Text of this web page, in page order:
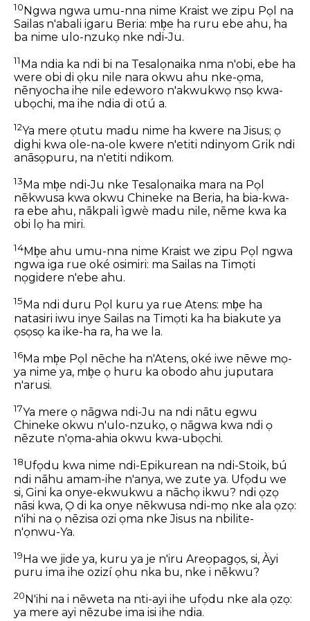
10Ngwa ngwa umu-nna nime Kraist we zipu Pọl na
Sailas n'abali igaru Beria: mb͕e ha ruru ebe ahu, ha
ba nime ulo-nzukọ nke ndi-Ju.
11 Ma ndia ka ndi bi na Tesalọnaika nma n'obi, ebe ha
were obi di ọku nile nara okwu ahu nke-ọma,
nēnyocha ihe nile edeworo n'akwukwọ nsọ kwa-
ubọchi, ma ihe ndia di otú a.
12Ya mere ọtutu madu nime ha kwere na Jisus; ọ
dighi kwa ole-na-ole kwere n'etiti ndinyom Grik ndi
anāsọpuru, na n'etiti ndikom.
13Ma mb͕e ndi-Ju nke Tesalọnaika mara na Pọl
nēkwusa kwa okwu Chineke na Beria, ha bia-kwa-
ra ebe ahu, nākpali ìgwè madu nile, nēme kwa ka
obi lọ ha miri.
14Mb͕e ahu umu-nna nime Kraist we zipu Pọl ngwa
ngwa iga rue oké osimiri: ma Sailas na Timọti
nọgidere n'ebe ahu.
15 Ma ndi duru Pọl kuru ya rue Atens: mb͕e ha
natasiri iwu inye Sailas na Timọti ka ha biakute ya
ọsọsọ ka ike-ha ra, ha we la.
16Ma mb͕e Pọl nēche ha n'Atens, oké iwe nēwe mọ-
ya nime ya, mb͕e ọ huru ka obodo ahu juputara
n'arusi.
17Ya mere ọ nāgwa ndi-Ju na ndi nātu egwu
Chineke okwu n'ulo-nzukọ, ọ nāgwa kwa ndi ọ
nēzute n'ọma-ahia okwu kwa-ubọchi.
18Ufọdu kwa nime ndi-Epikurean na ndi-Stoik, bú
ndi nāhu amam-ihe n'anya, we zute ya. Ufọdu we
si, Gini ka onye-ekwukwu a nāchọ ikwu? ndi ọzọ
nāsi kwa, Ọ di ka onye nēkwusa ndi-mọ nke ala ọzọ:
n'ihi na ọ nēzisa ozi ọma nke Jisus na nbilite-
n'ọnwu-Ya.
19Ha we jide ya, kuru ya je n'iru Areọpagọs, si, Àyi
puru ima ihe ozizí ọhu nka bu, nke i nēkwu?
20 N'ihi na i nēweta na nti-ayi ihe ufọdu nke ala ọzọ:
ya mere ayi nēzube ima isi ihe ndia.